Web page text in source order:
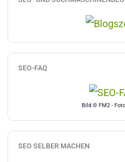
SEO-FAQ
Bild © FM2 -
SEO SELBER MACHEN